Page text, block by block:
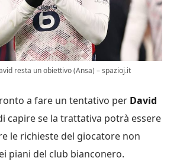
resta un obiettivo (Ansa) – spazioj.it
a fare un tentativo per David
capire se la trattativa potrà essere
le richieste del giocatore non
piani del club bianconero.